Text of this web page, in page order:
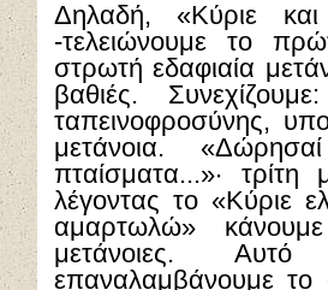
Δηλαδή, «Κύριε
-τελειώνουμε το
στρωτή εδαφιαία
βαθιές.
ταπεινοφροσύνης,
μετάνοια.
πταίσματα...»·
λέγοντας το «Κύριε
αμαρτωλώ»
μετάνοιες.
επαναλαμβάνουμε το